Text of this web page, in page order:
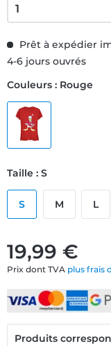
19,99 €
Prix dont TVA plus frais
Prêt à expédier
4-6 jours ouvrés
Couleurs : Rouge
Taille : S
S M L
Produits